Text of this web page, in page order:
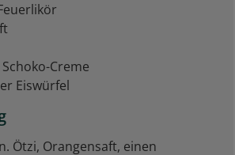
Creme
Eiswürfel
Ötzi, Orangensaft, einen